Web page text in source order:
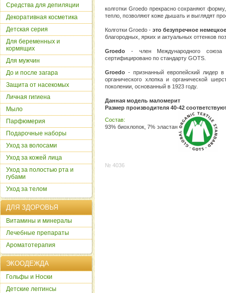
колготки Groedo прекрасно сохраняют
тепло, позволяют коже дышать и выглядят
Колготки Groedo - это безупречное
благородных, ярких и актуальных оттенков
Groedo - член Международного союза
сертифицировано по стандарту GOTS.
Groedo- признанный европейский лидер в
органического хлопка и органической
поколении, основанный в 1923 году.
Данная модель маломерит
Размер производителя 40-42
Состав:
93% биохлопок, 7% эластан
№ 4036
Cредства для депиляции
Декоративная косметика
Детская серия
Для беременных и
кормящих
Для мужчин
До и после загара
Защита от насекомых
Личная гигиена
Мыло
Парфюмерия
Подарочные наборы
Уход за волосами
Уход за кожей лица
Уход за полостью рта и
губами
Уход за телом
ДЛЯ ЗДОРОВЬЯ
Витамины и минералы
Лечебные препараты
Ароматотерапия
ЭКООДЕЖДА
Гольфы и Носки
Детские леггинсы